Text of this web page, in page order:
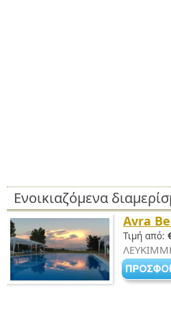
Ενοικιαζόμενα
Avra
Τιμή από: